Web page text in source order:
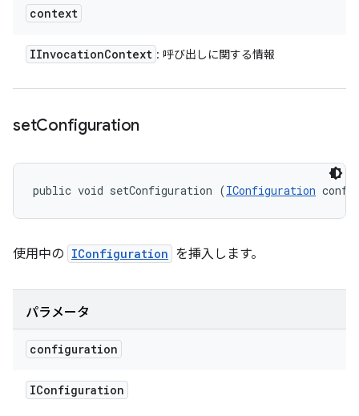
context
IInvocationContext : 呼び出しに関する情報
setConfiguration
public void setConfiguration (IConfiguration
使用中の IConfiguration を挿入します。
パラメータ
configuration
IConfiguration